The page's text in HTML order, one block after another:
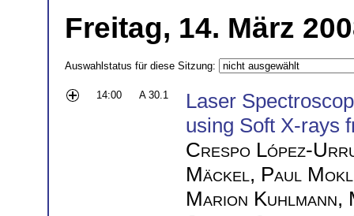
Freitag, 14. März
Auswahlstatus für diese Sitzung:
14:00 A 30.1
Laser
using Soft X-rays
Crespo López-
Mäckel, Paul
Marion Kuhlmann,